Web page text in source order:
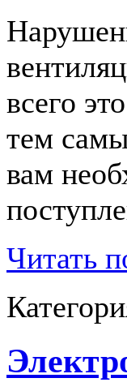
всего
тем
вам
Читать